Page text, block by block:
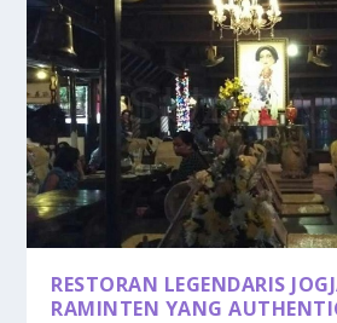
RESTORAN LEGENDARIS
RAMINTEN YANG